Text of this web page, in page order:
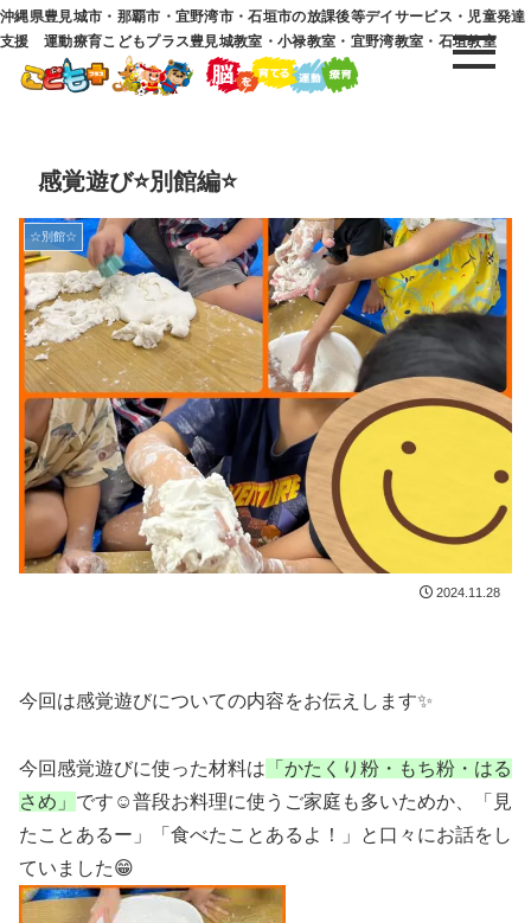
沖縄県豊見城市・那覇市・宜野湾市・石垣市の放課後等デイサービス・児童発達
支援 運動療育こどもプラス豊見城教室・小禄教室・宜野湾教室・石垣教室
感覚遊び⭐別館編⭐
☆別館☆
2024.11.28
今回は感覚遊びについての内容をお伝えします✨
今回感覚遊びに使った材料は 「かたくり粉・もち粉・はる
さめ」 です☺️普段お料理に使うご家庭も多いためか、「見
たことあるー」「食べたことあるよ！」と口々にお話をし
ていました😁